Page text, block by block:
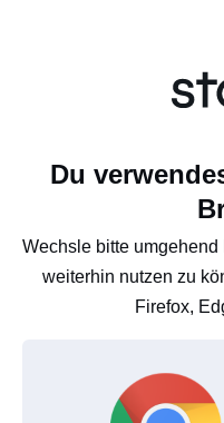
Du
Wechsle bitte
weiterhin nutzen zu
Firefox,